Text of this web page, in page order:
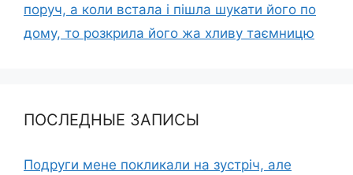
поруч, а коли встала і пішла шукати його по
дому, то розкрила його жа хливу таємницю
ПОСЛЕДНЫЕ ЗАПИСЫ
Подруги мене покликали на зустріч, але